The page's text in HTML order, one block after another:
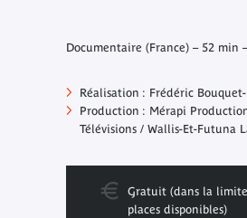
Documentaire (France) – 52 min
Réalisation : Frédéric
Production : Mérapi
Télévisions / Wallis-Et-Futuna
Gratuit (dans la
places disponibles)